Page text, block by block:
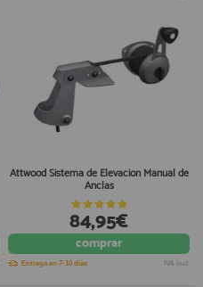
Attwood Sistema de Elevacion Manual de
Anclas
84,95€
comprar
Entrega en 7-10 días IVA incl.